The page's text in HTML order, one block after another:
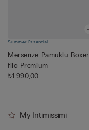
Summer Essential
Merserize Pamuklu Boxer
filo Premium
₺1.990,00
My Intimissimi